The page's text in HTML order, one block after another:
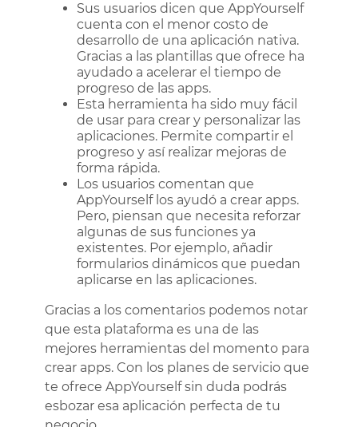
Sus usuarios dicen que AppYourself
cuenta con el menor costo de
desarrollo de una aplicación nativa.
Gracias a las plantillas que ofrece ha
ayudado a acelerar el tiempo de
progreso de las apps.
Esta herramienta ha sido muy fácil
de usar para crear y personalizar las
aplicaciones. Permite compartir el
progreso y así realizar mejoras de
forma rápida.
Los usuarios comentan que
AppYourself los ayudó a crear apps.
Pero, piensan que necesita reforzar
algunas de sus funciones ya
existentes. Por ejemplo, añadir
formularios dinámicos que puedan
aplicarse en las aplicaciones.
Gracias a los comentarios podemos notar
que esta plataforma es una de las
mejores herramientas del momento para
crear apps. Con los planes de servicio que
te ofrece AppYourself sin duda podrás
esbozar esa aplicación perfecta de tu